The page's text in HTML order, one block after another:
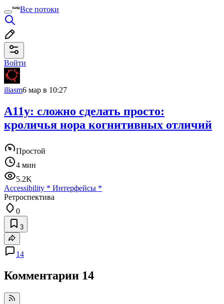
Все потоки
Войти
iliasm6 мар в 10:27
A11y: сложно сделать просто:
кроличья нора когнитивных отличий
Простой
4 мин
5.2K
Accessibility * Интерфейсы *
Ретроспектива
0
3
14
Комментарии 14